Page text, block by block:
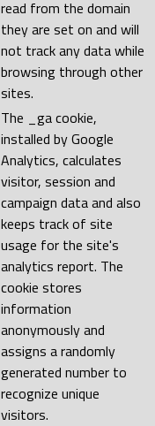
read from the domain
they are set on and will
not track any data while
browsing through other
sites.
The _ga cookie,
installed by Google
Analytics, calculates
visitor, session and
campaign data and also
keeps track of site
usage for the site's
analytics report. The
cookie stores
information
anonymously and
assigns a randomly
generated number to
recognize unique
visitors.